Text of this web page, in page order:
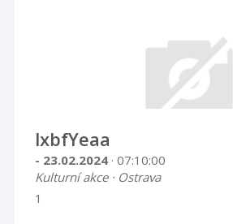
lxbfYeaa
- 23.02.2024 · 07:10:00
Kulturní akce · Ostrava
1